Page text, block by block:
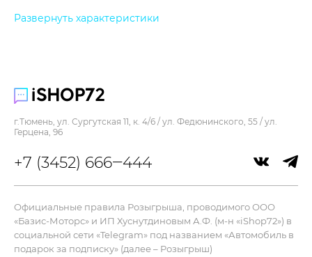
Прочее
Развернуть характеристики
+7 (3452) 666‒444
г.Тюмень, ул. Сургутская 11, к. 4/6 / ул. Федюнинского, 55 / ул.
Герцена, 96
Официальные правила Розыгрыша, проводимого ООО
«Базис-Моторс» и ИП Хуснутдиновым А.Ф. (м-н «iShop72») в
социальной сети «Telegram» под названием «Автомобиль в
подарок за подписку» (далее – Розыгрыш)